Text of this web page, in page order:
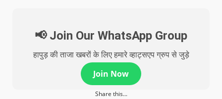
📢 Join Our WhatsApp Group
हापुड़ की ताजा खबरों के लिए हमारे व्हाट्सएप ग्रुप से जुड़े
Join Now
Share this...